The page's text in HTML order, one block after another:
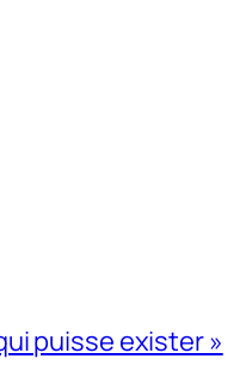
puisse exister »